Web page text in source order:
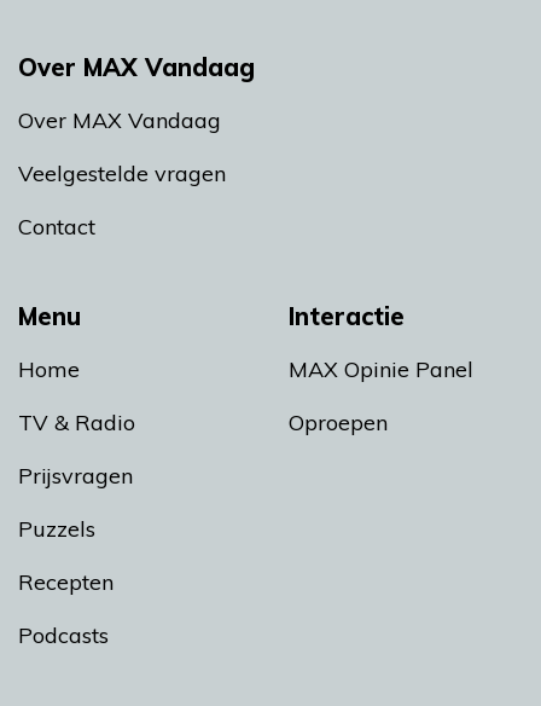
Menu
Home
TV & Radio
Prijsvragen
Puzzels
Recepten
Podcasts
Interactie
MAX Opinie Panel
Oproepen
Over MAX Vandaag
Over MAX Vandaag
Veelgestelde vragen
Contact